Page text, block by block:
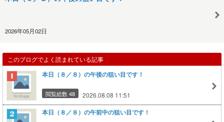
2026年05月02日
このブログでよく読まれている記事
本日（８／８）の午後の狙い目です！
閲覧総数 48 2026.08.08 11:51
本日（８／８）の午前中の狙い目です！